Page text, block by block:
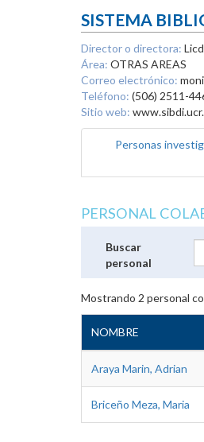
SISTEMA
Director o directora:
Área: OTRAS AREAS
Correo electrónico:
Teléfono: (506) 2511-
Sitio web:
Personas
PERSONAL
Buscar
personal
Mostrando 2 personal
NOMBRE
Araya Marin, Adrian
Briceño Meza, Maria